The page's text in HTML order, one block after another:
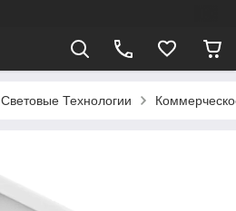
Световые Технологии